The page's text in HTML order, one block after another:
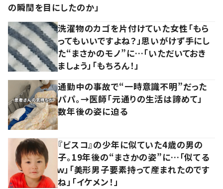
の瞬間を目にしたのか」
洗濯物のカゴを片付けていた女性「もら
ってもいいですよね？」思いがけず手にし
た“まさかのモノ”に…「いただいておき
ましょう」「もちろん！」
通勤中の事故で“一時意識不明”だった
パパ。→医師「元通りの生活は諦めて」
数年後の姿に迫る
『ビスコ』の少年に似ていた4歳の男の
子。19年後の“まさかの姿”に…「似てる
ｗ」「美形男子要素持って産まれたのです
ね」「イケメン！」